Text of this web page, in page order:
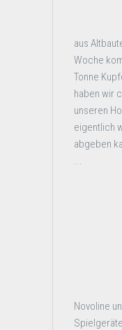
aus
Woche
Tonne
haben wir
unseren
eigentlich
abgeben
...
Novoline